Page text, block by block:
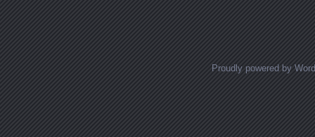
Proudly powered by